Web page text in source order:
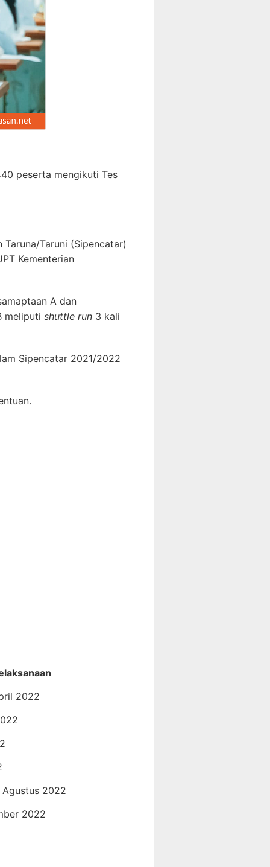
peserta mengikuti Tes
Taruni (Sipencatar)
Kementerian
A dan
meliputi shuttle run 3 kali
Sipencatar 2021/2022
2022
2022
2022